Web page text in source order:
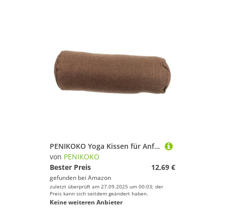
PENIKOKO Yoga Kissen für Anfänger Zylindrisches Meditationskissen aus Hautfreundlichem Baumwoll leinen mit Hoher Dichte Stützt Nacken und Rücken für Yoga Meditation und Fitnessübungen
von PENIKOKO
Bester Preis
12,69 €
gefunden bei Amazon
zuletzt überprüft am 27.09.2025 um 00:03; der
Preis kann sich seitdem geändert haben.
Keine weiteren Anbieter